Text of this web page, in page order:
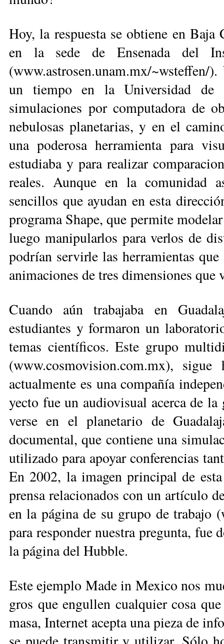
Hoy, la respuesta se obtie­ne en
en la se­de de Ensenada del
(www.astrosen.unam.mx/~wsteffen/
un tiempo en la Universidad de
simulaciones por computadora de
nebulosas planetarias, y en el
una po­derosa herramienta para
estudiaba y para realizar
reales. Aunque en la comunidad
sencillos que ayudan en esta
programa Shape, que permite
luego manipularlos para verlos de
podrían ser­virle las herramientas
animaciones de tres dimensiones
Cuando aún trabajaba en
estudiantes y for­maron un
temas científicos. Este gru­po
(www.cos­mo­vision.com.mx),
actualmente es una com­pañía
yec­to fue un audiovisual acerca de
verse en el planetario de
documental, que contiene una
utilizado para apoyar conferencias
En 2002, la ima­gen principal de
prensa relacionados con un artículo
en la página de su grupo de tra­bajo
para responder nuestra pregunta, fue
la página del Hubble.
Este ejemplo Made in Mex­ico nos
gros que engullen cualquier co­sa
masa, ­Internet acepta una pieza de